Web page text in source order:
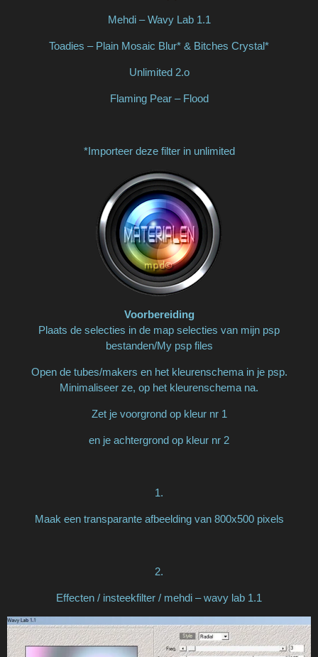
Mehdi – Wavy Lab 1.1
Toadies – Plain Mosaic Blur* & Bitches Crystal*
Unlimited 2.o
Flaming Pear – Flood
*Importeer deze filter in unlimited
Voorbereiding
Plaats de selecties in de map selecties van mijn psp
bestanden/My psp files
Open de tubes/makers en het kleurenschema in je psp.
Minimaliseer ze, op het kleurenschema na.
Zet je voorgrond op kleur nr 1
en je achtergrond op kleur nr 2
1.
Maak een transparante afbeelding van 800x500 pixels
2.
Effecten / insteekfilter / mehdi – wavy lab 1.1